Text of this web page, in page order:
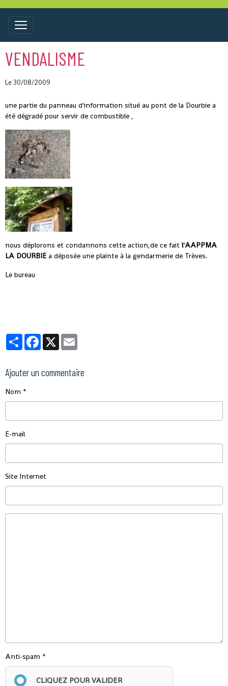
VENDALISME
Le 30/08/2009
une partie du panneau d'information situé au pont de la Dourbie a
été dégradé pour servir de combustible ,
nous déplorons et condannons cette action,de ce fait l'AAPPMA
LA DOURBIE a déposée une plainte à la gendarmerie de Trèves.
Le bureau
PartagerFacebook
X
Ajouter un commentaire
Nom
E-mail
Site Internet
Anti-spam
CLIQUEZ POUR VALIDER